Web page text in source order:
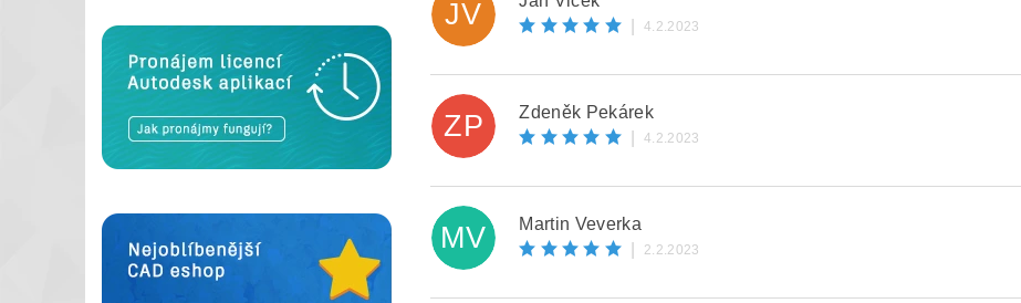
JV 4.2.2023
ZP
Zdeněk Pekárek
4.2.2023
MV
Martin Veverka
2.2.2023